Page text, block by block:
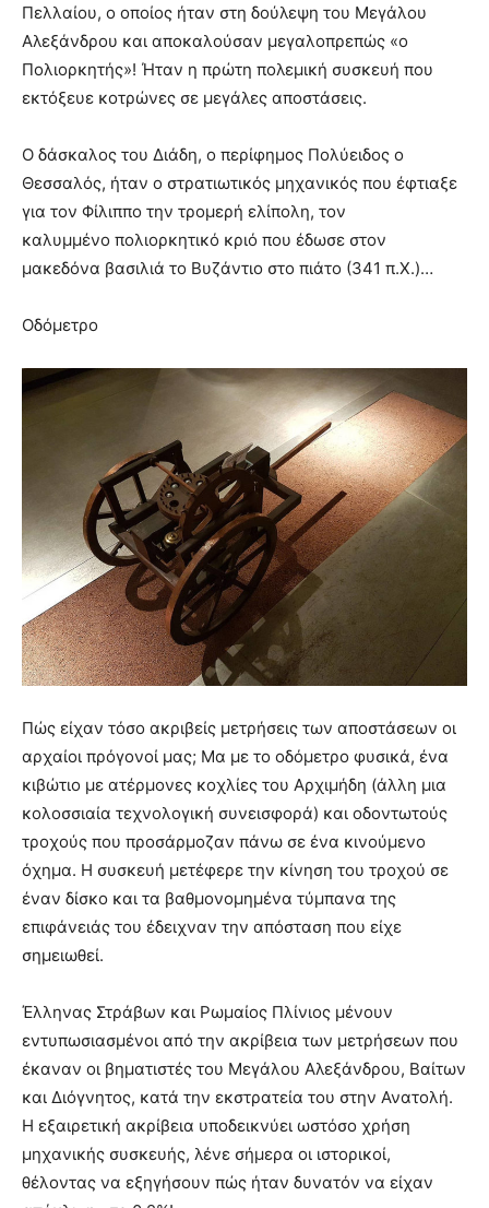
Πελλαίου, ο οποίος ήταν στη δούλεψη του Μεγάλου
Αλεξάνδρου και αποκαλούσαν μεγαλοπρεπώς «ο
Πολιορκητής»! Ήταν η πρώτη πολεμική συσκευή που
εκτόξευε κοτρώνες σε μεγάλες αποστάσεις.
Ο δάσκαλος του Διάδη, ο περίφημος Πολύειδος ο
Θεσσαλός, ήταν ο στρατιωτικός μηχανικός που έφτιαξε
για τον Φίλιππο την τρομερή ελίπολη, τον
καλυμμένο πολιορκητικό κριό που έδωσε στον
μακεδόνα βασιλιά το Βυζάντιο στο πιάτο (341 π.Χ.)…
Οδόμετρο
Πώς είχαν τόσο ακριβείς μετρήσεις των αποστάσεων οι
αρχαίοι πρόγονοί μας; Μα με το οδόμετρο φυσικά, ένα
κιβώτιο με ατέρμονες κοχλίες του Αρχιμήδη (άλλη μια
κολοσσιαία τεχνολογική συνεισφορά) και οδοντωτούς
τροχούς που προσάρμοζαν πάνω σε ένα κινούμενο
όχημα. Η συσκευή μετέφερε την κίνηση του τροχού σε
έναν δίσκο και τα βαθμονομημένα τύμπανα της
επιφάνειάς του έδειχναν την απόσταση που είχε
σημειωθεί.
Έλληνας Στράβων και Ρωμαίος Πλίνιος μένουν
εντυπωσιασμένοι από την ακρίβεια των μετρήσεων που
έκαναν οι βηματιστές του Μεγάλου Αλεξάνδρου, Βαίτων
και Διόγνητος, κατά την εκστρατεία του στην Ανατολή.
Η εξαιρετική ακρίβεια υποδεικνύει ωστόσο χρήση
μηχανικής συσκευής, λένε σήμερα οι ιστορικοί,
θέλοντας να εξηγήσουν πώς ήταν δυνατόν να είχαν